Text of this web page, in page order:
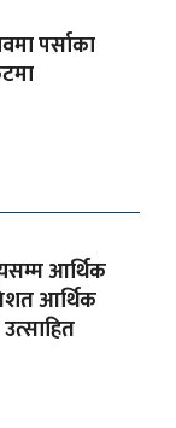
पर्साका
आर्थिक
आर्थिक